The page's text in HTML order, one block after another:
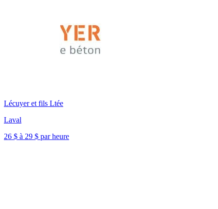
Lécuyer et fils Ltée
Laval
26 $ à 29 $ par heure